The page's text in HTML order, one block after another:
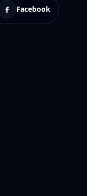
Facebook